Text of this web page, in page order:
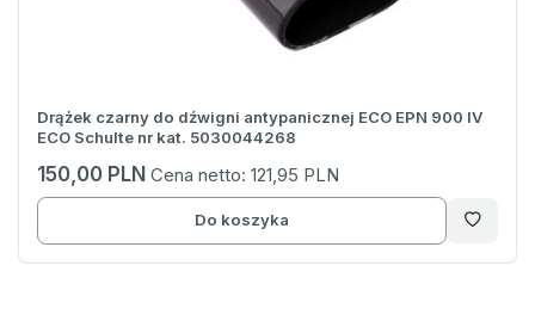
Drążek czarny do dźwigni antypanicznej ECO EPN 900 IV
ECO Schulte nr kat. 5030044268
150,00 PLN Cena netto: 121,95 PLN
Do koszyka